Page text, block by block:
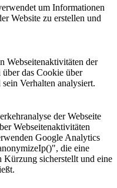
der Webseite
Webseitenaktivitäten
Google Analytics
die eine
sicherstellt und eine
auf der Webseite
Seitenaufrufe und